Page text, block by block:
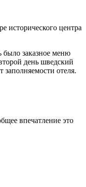
исторического центра
было заказное меню
день шведский
заполняемости отеля.
впечатление это